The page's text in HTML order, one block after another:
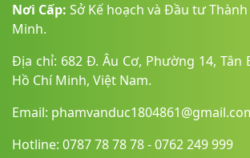
A-GPS, GLONASS, GALILEO, BDS,
Bluetooth
5.3, A2DP, LE
Kết nối khác
Nơi Cấp: Sở Kế hoạch và Đầu tư
Minh.
Địa chỉ: 682 Đ. Âu Cơ, Phường 14, Tân
Hồ Chí Minh, Việt Nam.
Email:
Hotline: 0787 78 78 78 - 0762 249 999